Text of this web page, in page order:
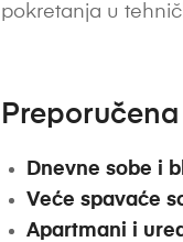
pokretanja u
Dnevne sobe i
Veće spavaće
Apartmani i